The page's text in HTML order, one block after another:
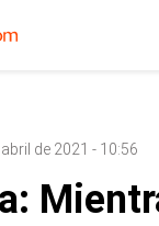
de 2021 - 10:56